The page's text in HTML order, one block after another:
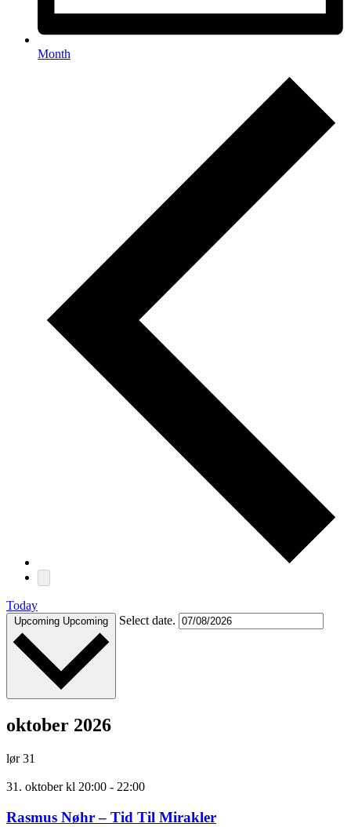
Month
Today
Upcoming Upcoming Select date.
oktober 2026
lør31
31. oktober kl 20:00 - 22:00
Rasmus Nøhr – Tid Til Mirakler